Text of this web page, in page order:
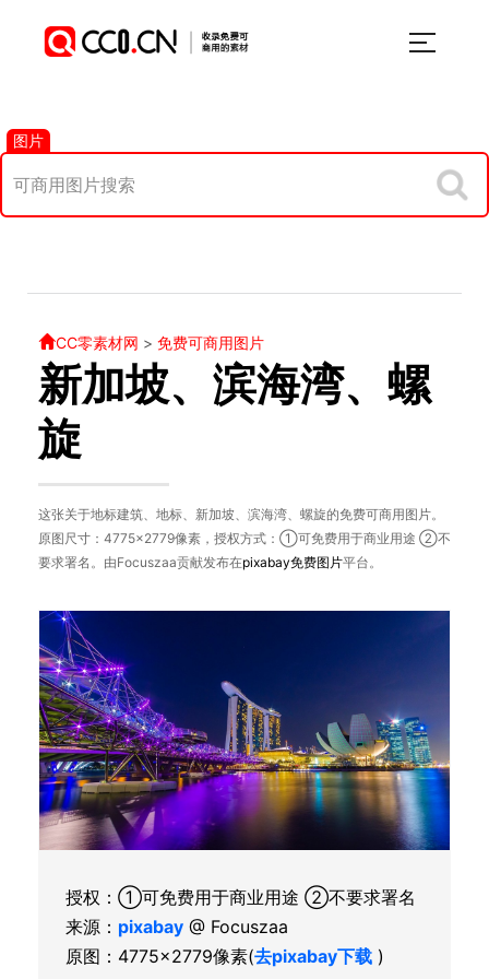
图片
CC零素材网 > 免费可商用图片
新加坡、滨海湾、螺
旋
这张关于地标建筑、地标、新加坡、滨海湾、螺旋的免费可商用图片。
原图尺寸：4775×2779像素，授权方式：①可免费用于商业用途 ②不
要求署名。由Focuszaa贡献发布在pixabay免费图片平台。
授权：①可免费用于商业用途 ②不要求署名
来源： pixabay @ Focuszaa
原图：4775×2779像素(去pixabay下载 )